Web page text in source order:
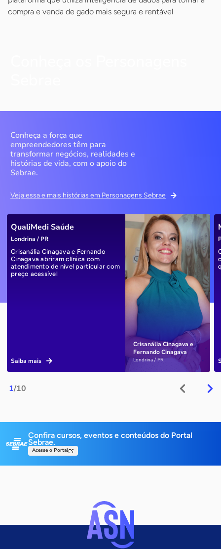
compra e venda de gado mais segura e rentável
Conheça a força que
empreendedores têm para
transformar negócios, realidades e
histórias de vida, com o apoio do
Sebrae.
Veja essa e mais histórias em Personagens Sebrae
1/10
Crisanália Cinagava e
Fernando Cinagava
Londrina / PR
QualiMedi Saúde
Londrina / PR
Crisanália Cinagava e Fernando
Cinagava abriram clínica com
atendimento de nível particular com
preço acessível
Saiba mais
Confira cursos, eventos e conteúdos do Portal
Sebrae.
Acesse o Portal